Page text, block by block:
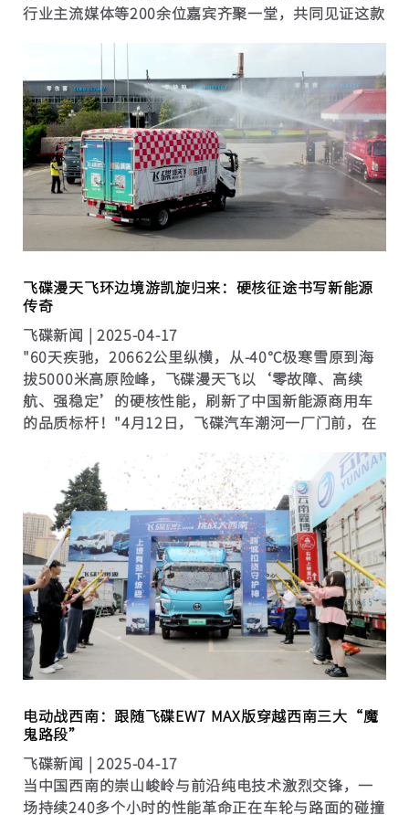
行业主流媒体等200余位嘉宾齐聚一堂，共同见证这款
租赁、广东阳光保险、电车资源、飞碟汽车、宁德时
代、飞碟融资租赁、广州奔兔物流、...
飞碟漫天飞环边境游凯旋归来：硬核征途书写新能源
传奇
飞碟新闻 | 2025-04-17
"60天疾驰，20662公里纵横，从-40℃极寒雪原到海
拔5000米高原险峰，飞碟漫天飞以‘零故障、高续
航、强稳定’的硬核性能，刷新了中国新能源商用车
的品质标杆！"4月12日，飞碟汽车潮河一厂门前，在
术的凯旋仪式在掌声中启幕。 当身披征尘的飞碟漫天
飞缓...
电动战西南：跟随飞碟EW7 MAX版穿越西南三大“魔
鬼路段”
飞碟新闻 | 2025-04-17
当中国西南的崇山峻岭与前沿纯电技术激烈交锋，一
场持续240多个小时的性能革命正在车轮与路面的碰撞